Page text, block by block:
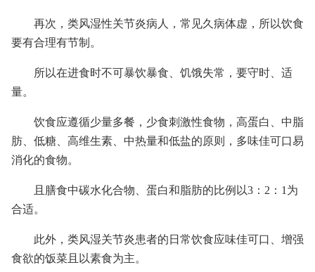
再次，类风湿性关节炎病人，常见久病体虚，所以饮食
要有合理有节制。
所以在进食时不可暴饮暴食、饥饿失常，要守时、适
量。
饮食应遵循少量多餐，少食刺激性食物，高蛋白、中脂
肪、低糖、高维生素、中热量和低盐的原则，多味佳可口易
消化的食物。
且膳食中碳水化合物、蛋白和脂肪的比例以3：2：1为
合适。
此外，类风湿关节炎患者的日常饮食应味佳可口、增强
食欲的饭菜且以素食为主。